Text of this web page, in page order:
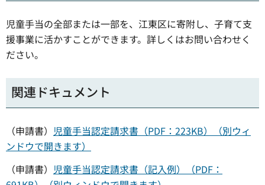
児童手当の全部または一部を、江東区に寄附し、子育て支
援事業に活かすことができます。詳しくはお問い合わせく
ださい。
関連ドキュメント
（申請書） 児童手当認定請求書（PDF：223KB）（別ウィ
ンドウで開きます）
（申請書） 児童手当認定請求書（記入例）（PDF：